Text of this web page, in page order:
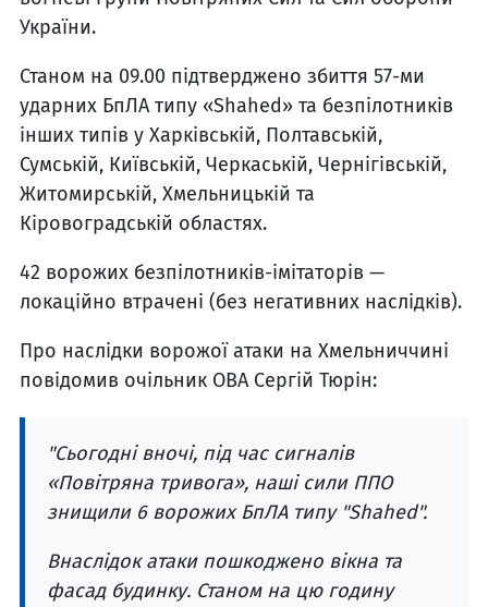
України.
Станом на 09.00 підтверджено збиття 57-ми
ударних БпЛА типу «Shahed» та безпілотників
інших типів у Харківській, Полтавській,
Сумській, Київській, Черкаській, Чернігівській,
Житомирській, Хмельницькій та
Кіровоградській областях.
42 ворожих безпілотників-імітаторів —
локаційно втрачені (без негативних наслідків).
Про наслідки ворожої атаки на Хмельниччині
повідомив очільник ОВА Сергій Тюрін:
"Сьогодні вночі, під час сигналів
«Повітряна тривога», наші сили ППО
знищили 6 ворожих БпЛА типу "Shahed".
Внаслідок атаки пошкоджено вікна та
фасад будинку. Станом на цю годину